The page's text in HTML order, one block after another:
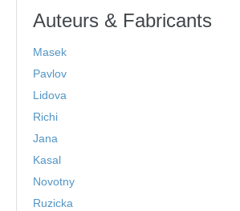
Auteurs & Fabricants
Masek
Pavlov
Lidova
Richi
Jana
Kasal
Novotny
Ruzicka